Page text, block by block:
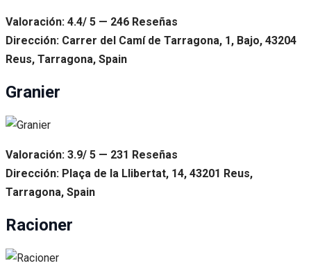
Valoración: 4.4/ 5 — 246 Reseñas
Dirección: Carrer del Camí de Tarragona, 1, Bajo, 43204
Reus, Tarragona, Spain
Granier
Valoración: 3.9/ 5 — 231 Reseñas
Dirección: Plaça de la Llibertat, 14, 43201 Reus,
Tarragona, Spain
Racioner